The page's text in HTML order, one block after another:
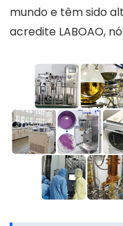
mundo e têm sido
acredite LABOAO,